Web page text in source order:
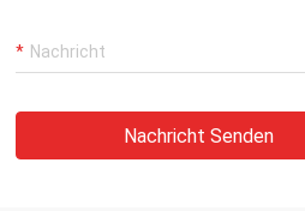
Nachricht Senden